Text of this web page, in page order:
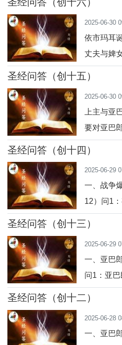
脚，并准
什么？答
（希伯来
我面前行
天主与亚
父，并赐给
2025-06-30
依市玛耳
丈夫与婢
古代中东
未必合乎
2：亚巴
议？答：
也显示他
圣经问答（创十五）
2025-06-30
上主与亚
要对亚巴
你的盾牌”
示出祂是
亚巴郎担
么？答：
映出他的
圣经问答（创十四）
2025-06-29
一、战争
12）问1
等）。这
突。问2
为索多玛
年的厄蓝
圣经问答（创十三）
2025-06-29
一、亚巴
问1：亚
革布。问2
何？答：
圣经问答（创十二）
2025-06-28
一、亚巴